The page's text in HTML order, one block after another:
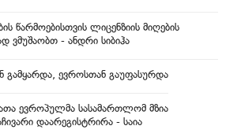
წარმოებისთვის ლიცენზიის მიღების
ვმუშაობთ - ანდრი სიბიჰა
ევროსთან გაუფასურდა
ევროპულმა სასამართლომ მზია
დაარეგისტრირა - საია